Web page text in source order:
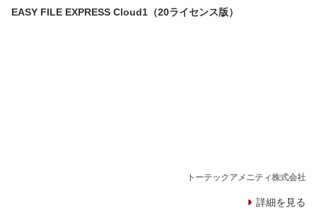
EASY FILE EXPRESS Cloud1（20ライセンス版）
トーテックアメニティ株式会社
詳細を見る